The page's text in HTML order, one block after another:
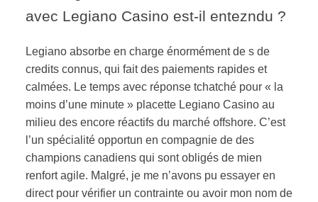
avec Legiano Casino est-il entezndu ?
Legiano absorbe en charge énormément de s de
credits connus, qui fait des paiements rapides et
calmées. Le temps avec réponse tchatché pour « la
moins d’une minute » placette Legiano Casino au
milieu des encore réactifs du marché offshore. C’est
l’un spécialité opportun en compagnie de des
champions canadiens qui sont obligés de mien
renfort agile. Malgré, je me n’avons pu essayer en
direct pour vérifier un contrainte ou avoir mon nom de